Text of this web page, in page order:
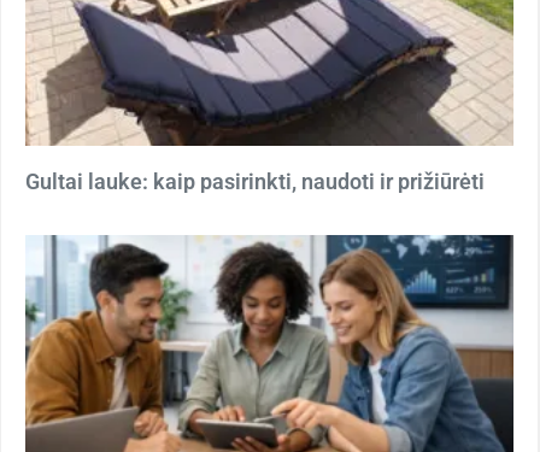
Gultai lauke: kaip pasirinkti, naudoti ir prižiūrėti